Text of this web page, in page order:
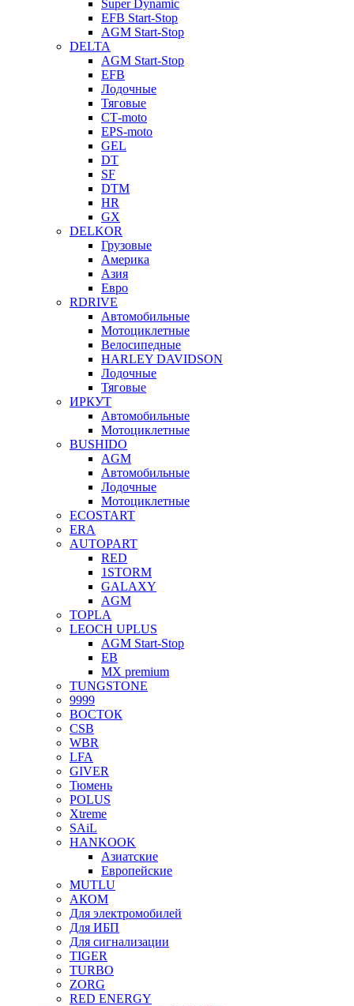
Super Dynamic
EFB Start-Stop
AGM Start-Stop
DELTA
AGM Start-Stop
EFB
Лодочные
Тяговые
СТ-moto
EPS-moto
GEL
DT
SF
DTM
HR
GX
DELKOR
Грузовые
Америка
Азия
Евро
RDRIVE
Автомобильные
Мотоциклетные
Велосипедные
HARLEY DAVIDSON
Лодочные
Тяговые
ИРКУТ
Автомобильные
Мотоциклетные
BUSHIDO
AGM
Автомобильные
Лодочные
Мотоциклетные
ECOSTART
ERA
AUTOPART
RED
1STORM
GALAXY
AGM
TOPLA
LEOCH UPLUS
AGM Start-Stop
EB
MX premium
TUNGSTONE
9999
ВОСТОК
CSB
WBR
LFA
GIVER
Тюмень
POLUS
Xtreme
SAiL
HANKOOK
Азиатские
Европейские
MUTLU
АКОМ
Для электромобилей
Для ИБП
Для сигнализации
TIGER
TURBO
ZORG
RED ENERGY